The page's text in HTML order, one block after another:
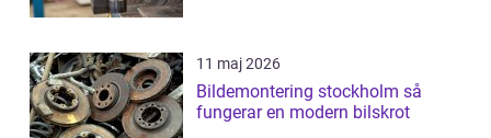
11 maj 2026
Bildemontering stockholm så
fungerar en modern bilskrot